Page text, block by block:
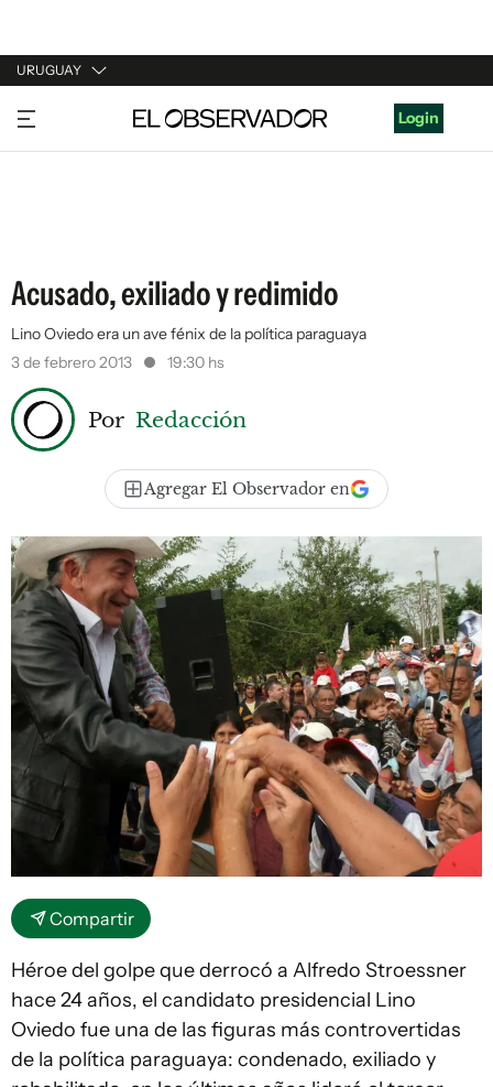
URUGUAY
URUGUAY
ARGENTINA
Login
Acusado, exiliado y redimido
Lino Oviedo era un ave fénix de la política paraguaya
3 de febrero 2013
19:30 hs
Por Redacción
Agregar El Observador en
Compartir
Héroe del golpe que derrocó a Alfredo Stroessner
hace 24 años, el candidato presidencial Lino
Oviedo fue una de las figuras más controvertidas
de la política paraguaya: condenado, exiliado y